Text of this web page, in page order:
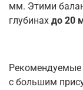
мм. Этими
глубинах до 20
Рекомендуемые
с большим